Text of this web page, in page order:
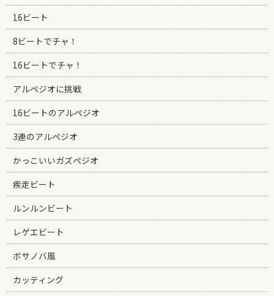
16ビート
8ビートでチャ！
16ビートでチャ！
アルペジオに挑戦
16ビートのアルペジオ
3連のアルペジオ
かっこいいガズペジオ
疾走ビート
ルンルンビート
レゲエビート
ボサノバ風
カッティング